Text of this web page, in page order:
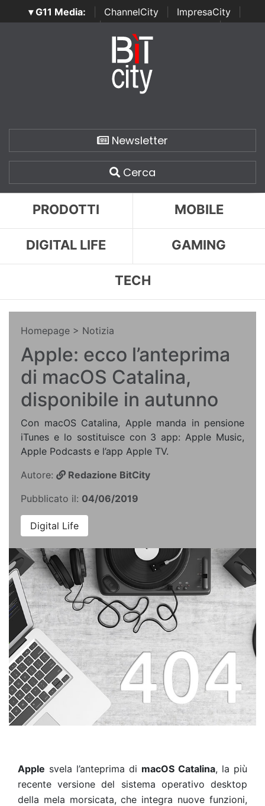
▾ G11 Media: ChannelCity ImpresaCity
SecurityOpenLab | Italian Channel Awards | Italian
Italian Security Awards
Newsletter
Cerca
PRODOTTI MOBILE
DIGITAL LIFE GAMING
TECH
Homepage > Notizia
Apple: ecco l’anteprima
di macOS Catalina,
disponibile in autunno
Con macOS Catalina, Apple manda in pensione
iTunes e lo sostituisce con 3 app: Apple Music,
Apple Podcasts e l’app Apple TV.
Autore:
Redazione BitCity
Pubblicato il: 04/06/2019
Digital Life
Apple svela l’anteprima di macOS Catalina, la più
recente versione del sistema operativo desktop
della mela morsicata, che integra nuove funzioni,